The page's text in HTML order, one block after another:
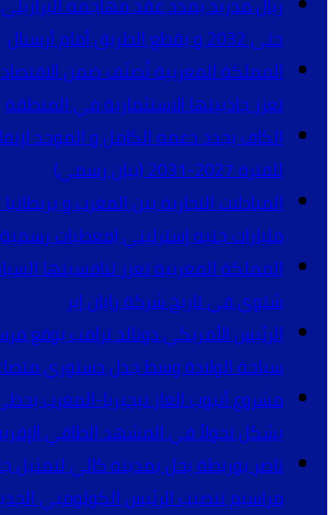
حتى 2032 و يقطع الطريق أمام أرسنال
المملكة المغربية تُصنّف ضمن
تعزز جاذبيتها الاستثمارية في المنطقة
الكاف يجدد دعمه الكامل و الموحد
للفترة 2027-2031 (بيان رسمي)
مليارات جنيه إسترليني (معطيات
المملكة المغربية تعزز تنافسيتها
شتوي في تاريخ شركة رايان إير
الرئيس الأمريكي دونالد ترامب يوقع
سياحة الولادة وسط جدل دستوري
مشروع أنبوب الغاز نيجيريا-المغرب
يشكل تحولاً في المشهد الطاقي
ناصر بوريطة يحل بمدينة كالي لتمثيل
مراسيم تنصيب الرئيس الكولومبي